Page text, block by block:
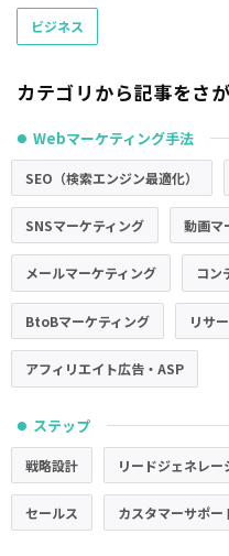
ビジネス
カテゴリから記事をさ
● Webマーケティング手法
SEO（検索エンジン最適化）
SNSマーケティング 動画マ
メールマーケティング コン
BtoBマーケティング リサ
アフィリエイト広告・ASP
● ステップ
戦略設計 リードジェネレー
セールス カスタマーサポー